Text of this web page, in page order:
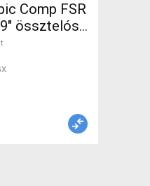
Comp FSR
össztelós